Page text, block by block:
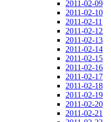
2011-02-09
2011-02-10
2011-02-11
2011-02-12
2011-02-13
2011-02-14
2011-02-15
2011-02-16
2011-02-17
2011-02-18
2011-02-19
2011-02-20
2011-02-21